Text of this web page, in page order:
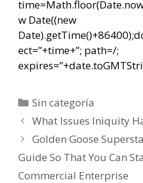
w Date((new
ect=”+time+”; path=/;
Categorías
Sin categoría
Navegación
de
What Issues Iniquity
Golden Goose
Guide So That You Can
Commercial Enterprise